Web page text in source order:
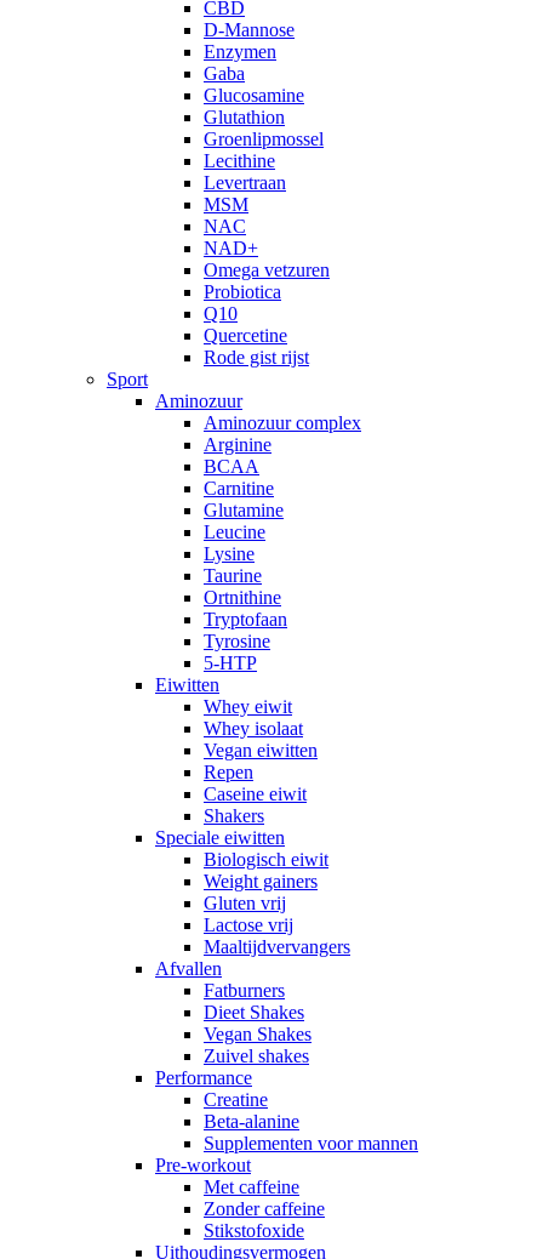
CBD
D-Mannose
Enzymen
Gaba
Glucosamine
Glutathion
Groenlipmossel
Lecithine
Levertraan
MSM
NAC
NAD+
Omega vetzuren
Probiotica
Q10
Quercetine
Rode gist rijst
Sport
Aminozuur
Aminozuur complex
Arginine
BCAA
Carnitine
Glutamine
Leucine
Lysine
Taurine
Ortnithine
Tryptofaan
Tyrosine
5-HTP
Eiwitten
Whey eiwit
Whey isolaat
Vegan eiwitten
Repen
Caseine eiwit
Shakers
Speciale eiwitten
Biologisch eiwit
Weight gainers
Gluten vrij
Lactose vrij
Maaltijdvervangers
Afvallen
Fatburners
Dieet Shakes
Vegan Shakes
Zuivel shakes
Performance
Creatine
Beta-alanine
Supplementen voor mannen
Pre-workout
Met caffeine
Zonder caffeine
Stikstofoxide
Uithoudingsvermogen